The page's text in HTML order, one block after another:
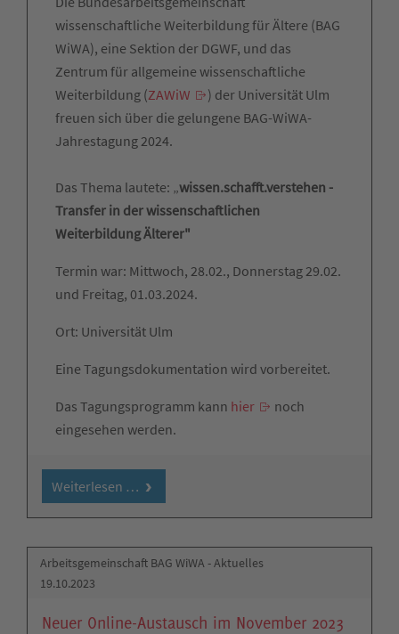
wissenschaftliche Weiterbildung für Ältere (BAG
WiWA), eine Sektion der DGWF, und das
Zentrum für allgemeine wissenschaftliche
Weiterbildung (ZAWiW
) der Universität Ulm
freuen sich über die gelungene BAG-WiWA-
Jahrestagung 2024.
Das Thema lautete: „wissen.schafft.verstehen -
Transfer in der wissenschaftlichen
Weiterbildung Älterer"
Termin war: Mittwoch, 28.02., Donnerstag 29.02.
und Freitag, 01.03.2024.
Ort: Universität Ulm
Eine Tagungsdokumentation wird vorbereitet.
Das Tagungsprogramm kann hier
noch
eingesehen werden.
Weiterlesen …
Arbeitsgemeinschaft BAG WiWA - Aktuelles
19.10.2023
Neuer Online-Austausch im November 2023